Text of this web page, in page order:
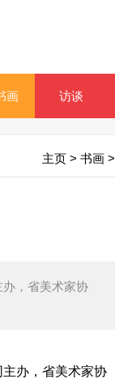
画 访谈
主页 > 书画 >
，省美术家协
办，省美术家协